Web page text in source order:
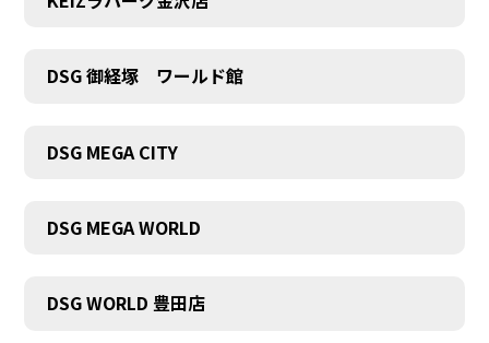
DSG 御経塚 ワールド館
DSG MEGA CITY
DSG MEGA WORLD
DSG WORLD 豊田店